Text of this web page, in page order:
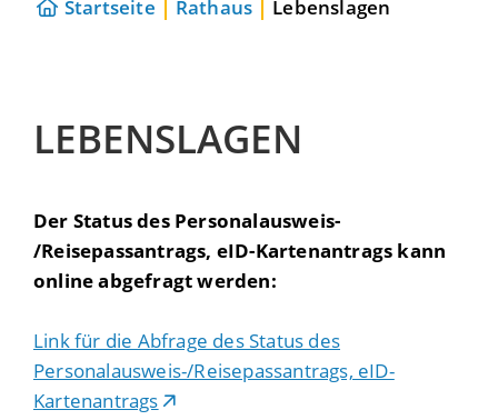
Startseite Rathaus Lebenslagen
LEBENSLAGEN
Der Status des Personalausweis-
/Reisepassantrags, eID-Kartenantrags kann
online abgefragt werden:
Link für die Abfrage des Status des
Personalausweis-/Reisepassantrags, eID-
Kartenantrags